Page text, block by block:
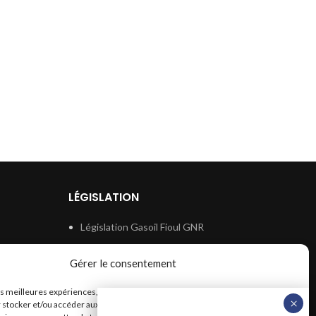
Gérer le consentement
meilleures expériences, nous utilisons des technologies telles que les
et/ou accéder aux informations des appareils. Le fait de consentir à
LÉGISLATION
Législation Gasoil Fioul GNR
Législation Eau